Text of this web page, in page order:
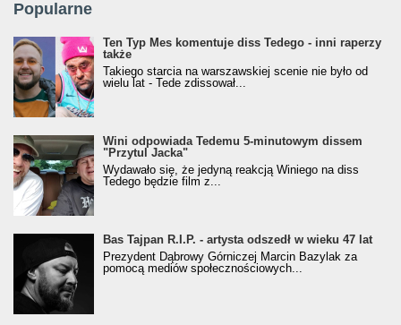
Popularne
Ten Typ Mes komentuje diss Tedego - inni raperzy
także
Takiego starcia na warszawskiej scenie nie było od
wielu lat - Tede zdissował...
Wini odpowiada Tedemu 5-minutowym dissem
"Przytul Jacka"
Wydawało się, że jedyną reakcją Winiego na diss
Tedego będzie film z...
Bas Tajpan R.I.P. - artysta odszedł w wieku 47 lat
Prezydent Dąbrowy Górniczej Marcin Bazylak za
pomocą mediów społecznościowych...